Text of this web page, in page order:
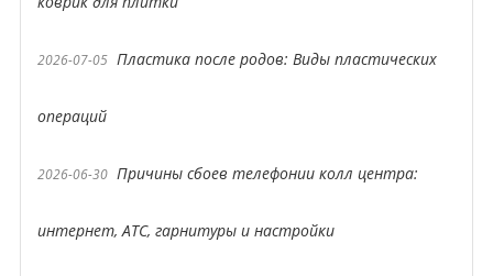
2026-07-05 Пластика после родов: Виды пластических
операций
2026-06-30 Причины сбоев телефонии колл центра:
интернет, АТС, гарнитуры и настройки